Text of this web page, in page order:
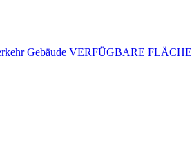
Gebäude VERFÜGBARE FLÄCHE